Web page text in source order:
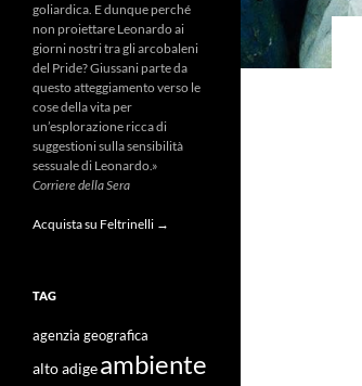
goliardica. E dunque perché
non proiettare Leonardo ai
giorni nostri tra gli arcobaleni
del Pride? Giussani parte da
questo atteggiamento verso le
cose della vita per
un’esplorazione ricca di
suggestioni sulla sensibilità
sessuale di Leonardo.»
Corriere della Sera
Acquista su Feltrinelli →
TAG
agenzia geografica
alto adigeambiente